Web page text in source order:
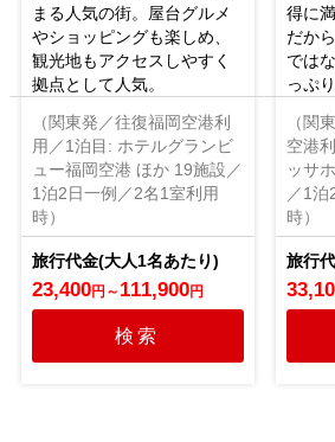
23,400円 ～ 111,900円
まる人気の街。屋台グルメ
やショッピングも楽しめ、
観光地もアクセスしやすく
拠点として人気。
（関東発／往復福岡空港利
用／1泊目: ホテルグランビ
ュー福岡空港 ほか 19施設／
1泊2日一例／2名1室利用
時）
検索
得に
だか
では
っぷ
（関
空港
ッサ
／1泊
時）